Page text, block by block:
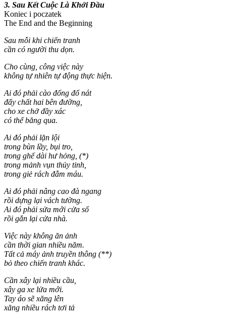
3. Sau Kết Cuộc Là Khởi Đầu
Koniec i poczatek
The End and the Beginning
Sau mỗi khi chiến tranh
cần có người thu dọn.
Cho cùng, công việc này
không tự nhiên tự động thực hiện.
Ai đó phải cào đống đổ nát
đẩy chất hai bên đường,
cho xe chở đầy xác
có thể băng qua.
Ai đó phải lặn lội
trong bùn lầy, bụi tro,
trong ghế dài hư hỏng, (*)
trong mảnh vụn thủy tinh,
trong giẻ rách đẫm máu.
Ai đó phải nâng cao đà ngang
rồi dựng lại vách tường.
Ai đó phải sửa mới cửa sổ
rồi gắn lại cửa nhà.
Việc này không ăn ảnh
cần thời gian nhiều năm.
Tất cả máy ảnh truyền thông (**)
bỏ theo chiến tranh khác.
Cần xây lại nhiều cầu,
xây ga xe lửa mới.
Tay áo sẽ xăng lên
xăng nhiều rách tơi tả